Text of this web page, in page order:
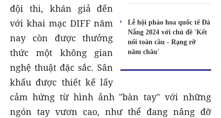
Lễ hội pháo hoa quốc tế Đà
Nẵng 2024 với chủ đề 'Kết
nối toàn cầu - Rạng rỡ
năm châu'
đội thi, khán giả đến
với khai mạc DIFF năm
nay còn được thưởng
thức một không gian
nghệ thuật đặc sắc. Sân
khấu được thiết kế lấy
cảm hứng từ hình ảnh "bàn tay" với những
ngón tay vươn cao, như thể đang nâng đỡ